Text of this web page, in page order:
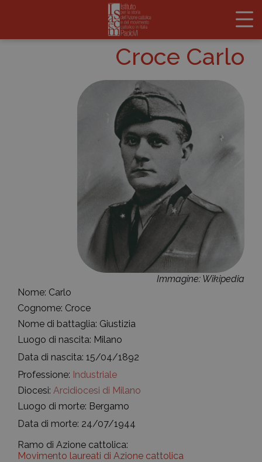
Croce Carlo
Immagine: Wikipedia
Nome: Carlo
Cognome: Croce
Nome di battaglia: Giustizia
Luogo di nascita: Milano
Data di nascita: 15/04/1892
Professione: Industriale
Diocesi:Arcidiocesi di Milano
Luogo di morte: Bergamo
Data di morte: 24/07/1944
Ramo di Azione cattolica:
Movimento laureati di Azione cattolica